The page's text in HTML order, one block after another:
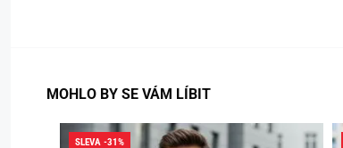
MOHLO BY SE VÁM LÍBIT
SLEVA -31%